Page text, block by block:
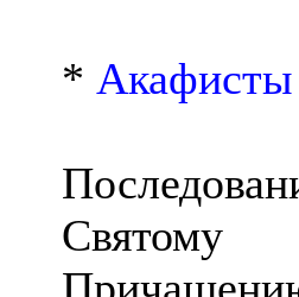
* Акафисты
Святому